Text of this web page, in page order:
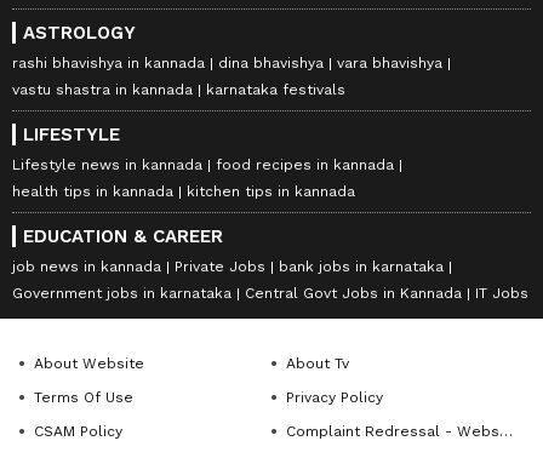
ASTROLOGY
rashi bhavishya in kannada dina bhavishya
vara bhavishya
vastu shastra in kannada
karnataka festivals
LIFESTYLE
Lifestyle news in kannada
food recipes in kannada
health tips in kannada
kitchen tips in kannada
EDUCATION & CAREER
job news in kannada Private Jobs
bank jobs in karnataka
Government jobs in karnataka
Central Govt Jobs in Kannada IT Jobs
About Website
About Tv
Terms Of Use
Privacy Policy
CSAM Policy
Complaint Redressal - Website